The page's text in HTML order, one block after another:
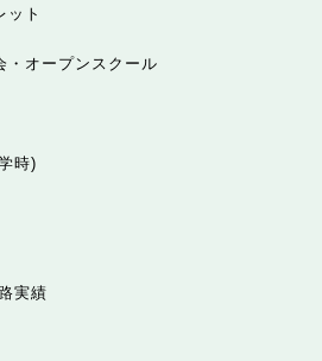
ット
オープンスクール
時)
実績